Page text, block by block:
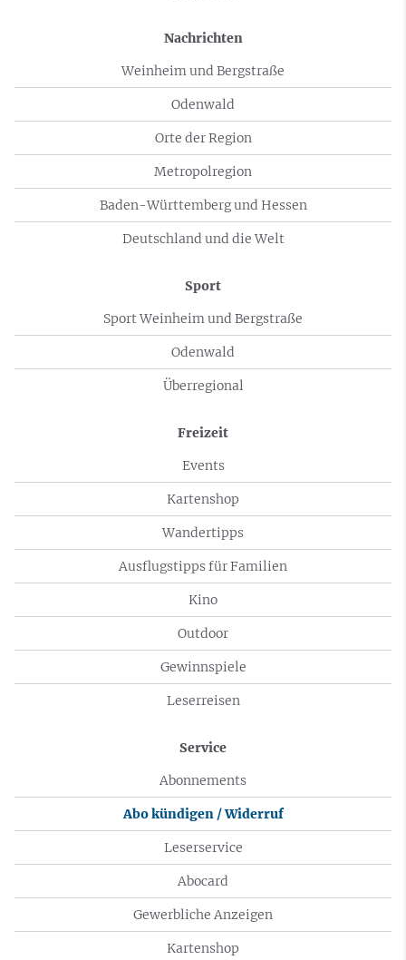
Nachrichten
Weinheim und Bergstraße
Odenwald
Orte der Region
Metropolregion
Baden-Württemberg und Hessen
Deutschland und die Welt
Sport
Sport Weinheim und Bergstraße
Odenwald
Überregional
Freizeit
Events
Kartenshop
Wandertipps
Ausflugstipps für Familien
Kino
Outdoor
Gewinnspiele
Leserreisen
Service
Abonnements
Abo kündigen / Widerruf
Leserservice
Abocard
Gewerbliche Anzeigen
Kartenshop